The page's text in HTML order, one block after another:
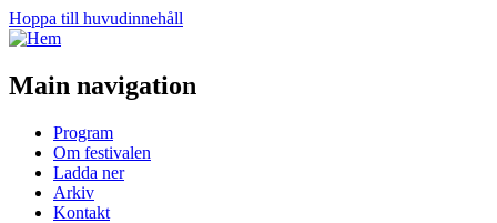
Hoppa till huvudinnehåll
Main navigation
Program
Om festivalen
Ladda ner
Arkiv
Kontakt